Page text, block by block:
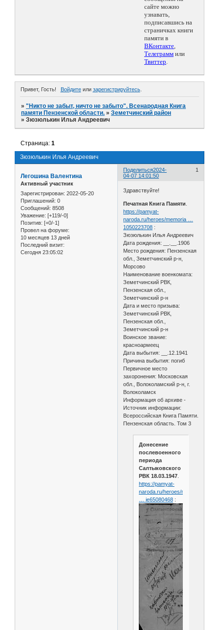
сайте можно
узнавать,
подписавшись на
страничках книги
памяти в
ВКонтакте,
Телеграмм или
Твиттер.
Привет, Гость! Войдитеили зарегистрируйтесь.
»"Никто не забыт, ничто не забыто". Всенародная Книга
памяти Пензенской области. »Земетчинский район
»Зюзюлькин Илья Андреевич
Зюзюлькин Илья Андреевич
Страница:1
Поделиться 1
2024-
04-07 14:01:50
Легошина Валентина
Активный участник
Зарегистрирован: 2022-05-20
Приглашений: 0
Сообщений: 8508
Уважение: [+119/-0]
Позитив: [+0/-1]
Провел на форуме:
10 месяцев 13 дней
Последний визит:
Сегодня 23:05:02
Здравствуйте!
Печатная Книга Памяти
https://pamyat-
naroda.ru/heroes/memoria …
1050223708 :
Зюзюлькин Илья Андреевич
Дата рождения: __.__.1906
Место рождения: Пензенская
обл., Земетчинский р-н,
Морсово
Наименование военкомата:
Земетчинский РВК,
Пензенская обл.,
Земетчинский р-н
Дата и место призыва:
Земетчинский РВК,
Пензенская обл.,
Земетчинский р-н
Воинское звание:
красноармеец
Дата выбытия: __.12.1941
Причина выбытия: погиб
Первичное место
захоронения: Московская
обл., Волоколамский р-н, г.
Волоколамск
Информация об архиве -
Источник информации:
Всероссийская Книга Памяти.
Пензенская область. Том 3
Донесение
послевоенного
периода
Салтыковского
РВК 18.03.1947.
https://pamyat-
naroda.ru/heroes/memoria
… ie65080468: